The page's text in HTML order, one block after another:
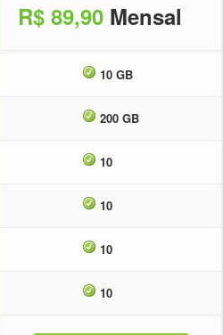
R$ 89,90 Mensal
10 GB
200 GB
10
10
10
10